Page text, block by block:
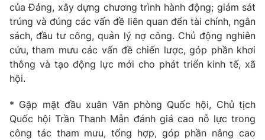
của Đảng, xây dựng chương trình hành động; giám sát
trúng và đúng các vấn đề liên quan đến tài chính, ngân
sách, đầu tư công, quản lý nợ công. Chủ động nghiên
cứu, tham mưu các vấn đề chiến lược, góp phần khơi
thông và tạo động lực mới cho phát triển kinh tế, xã
hội.
* Gặp mặt đầu xuân Văn phòng Quốc hội, Chủ tịch
Quốc hội Trần Thanh Mẫn đánh giá cao nỗ lực trong
công tác tham mưu, tổng hợp, góp phần nâng cao